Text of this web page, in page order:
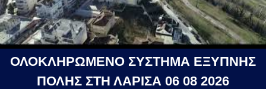
ΟΛΟΚΛΗΡΩΜΕΝΟ ΣΥΣΤΗΜΑ ΕΞΥΠΝΗΣ
ΠΟΛΗΣ ΣΤΗ ΛΑΡΙΣΑ 06 08 2026